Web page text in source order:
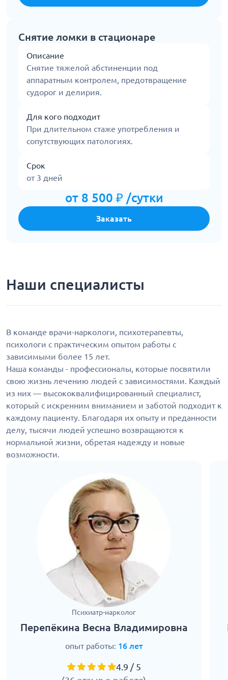
Снятие ломки в стационаре
Описание
Снятие тяжелой абстиненции под
аппаратным контролем, предотвращение
судорог и делирия.
Для кого подходит
При длительном стаже употребления и
сопутствующих патологиях.
Срок
от 3 дней
от 8 500 ₽ /сутки
Заказать
Наши специалисты
В команде врачи-наркологи, психотерапевты,
психологи с практическим опытом работы с
зависимыми более 15 лет.
Наша команды - профессионалы, которые посвятили
свою жизнь лечению людей с зависимостями. Каждый
из них — высококвалифицированный специалист,
который с искренним вниманием и заботой подходит к
каждому пациенту. Благодаря их опыту и преданности
делу, тысячи людей успешно возвращаются к
нормальной жизни, обретая надежду и новые
возможности.
Психиатр-нарколог
Перепёкина Весна Владимировна
опыт работы: 16 лет
4.9 / 5